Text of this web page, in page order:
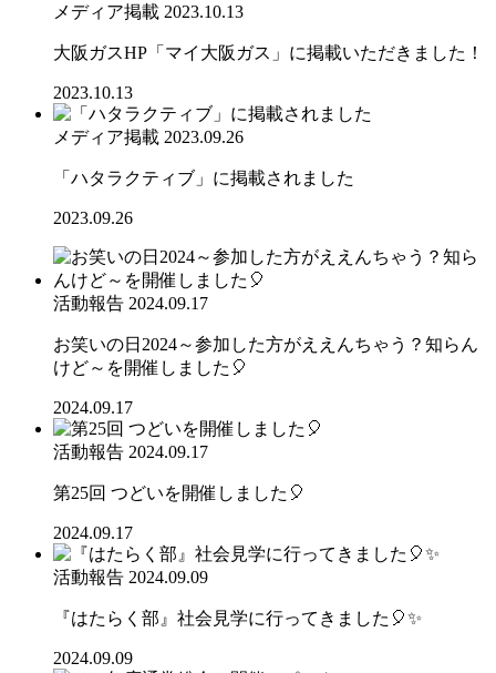
メディア掲載 2023.10.13
大阪ガスHP「マイ大阪ガス」に掲載いただきました！
2023.10.13
メディア掲載 2023.09.26
「ハタラクティブ」に掲載されました
2023.09.26
活動報告 2024.09.17
お笑いの日2024～参加した方がええんちゃう？知らん
けど～を開催しました🎈
2024.09.17
活動報告 2024.09.17
第25回 つどいを開催しました🎈
2024.09.17
活動報告 2024.09.09
『はたらく部』社会見学に行ってきました🎈✨
2024.09.09